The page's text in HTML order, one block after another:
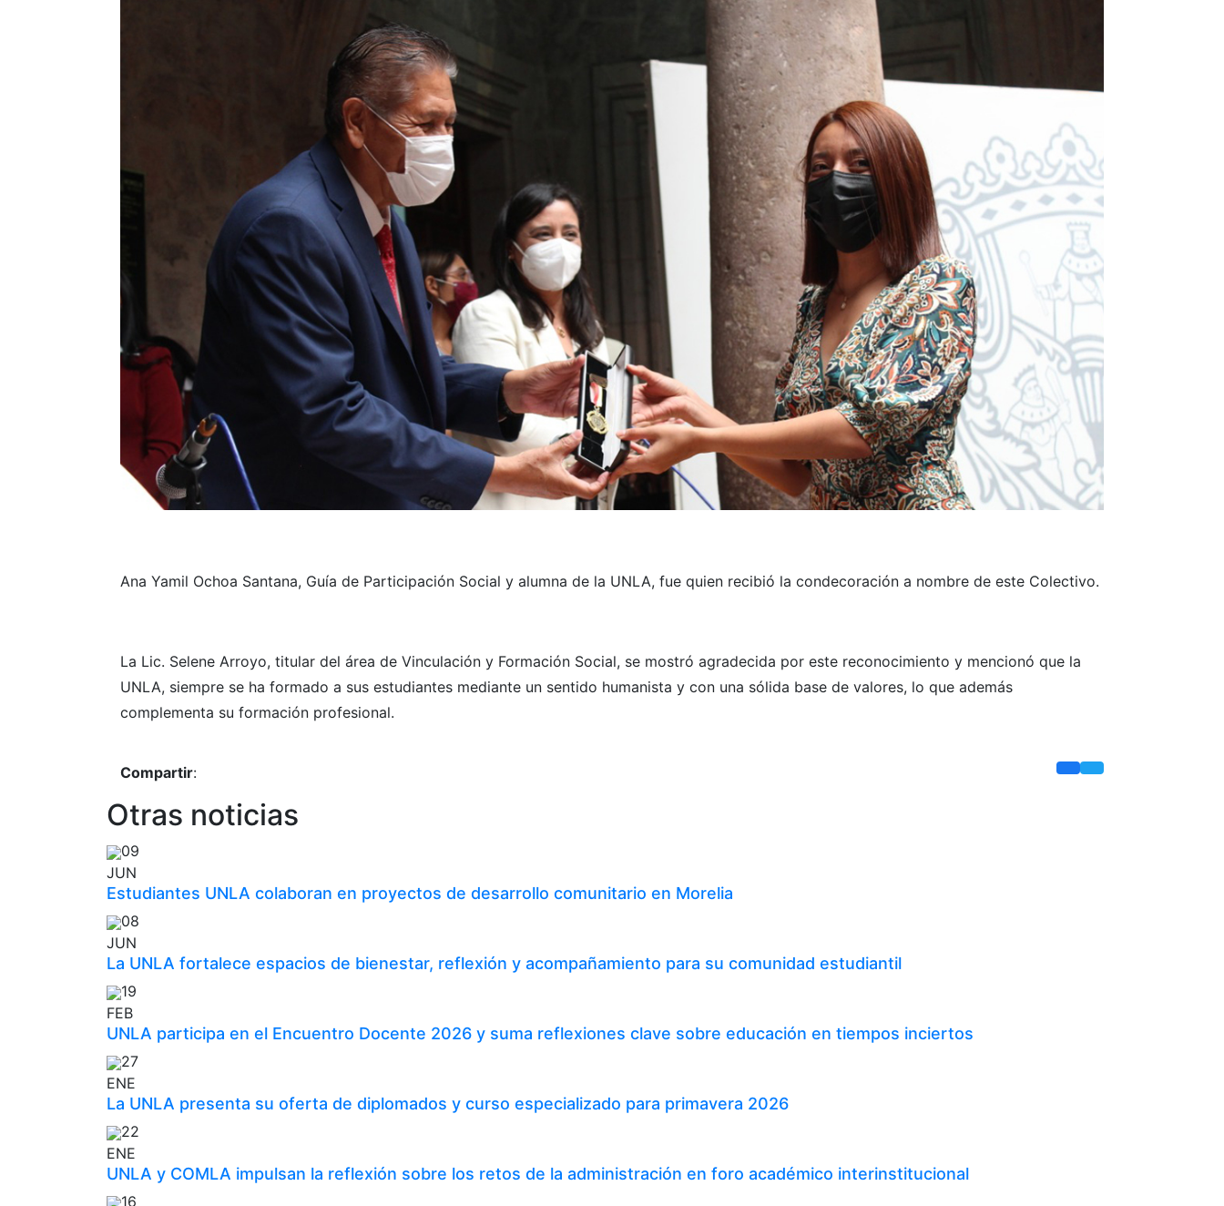
Ana Yamil Ochoa Santana, Guía de Participación Social y alumna de la UNLA, fue quien recibió la condecoración a nombre de este Colectivo.
La Lic. Selene Arroyo, titular del área de Vinculación y Formación Social, se mostró agradecida por este reconocimiento y mencionó que la
UNLA, siempre se ha formado a sus estudiantes mediante un sentido humanista y con una sólida base de valores, lo que además
complementa su formación profesional.
Compartir:
Otras noticias
09
JUN
Estudiantes UNLA colaboran en proyectos de desarrollo comunitario en Morelia
08
JUN
La UNLA fortalece espacios de bienestar, reflexión y acompañamiento para su comunidad estudiantil
19
FEB
UNLA participa en el Encuentro Docente 2026 y suma reflexiones clave sobre educación en tiempos inciertos
27
ENE
La UNLA presenta su oferta de diplomados y curso especializado para primavera 2026
22
ENE
UNLA y COMLA impulsan la reflexión sobre los retos de la administración en foro académico interinstitucional
16